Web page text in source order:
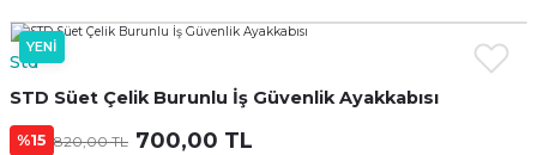
Sunta Vidası
Elektrikli Matkaplar
Mıknatıslar
YENİ
Std
STD Süet Çelik Burunlu İş Güvenlik Ayakkabısı
%15 820,00 TL 700,00 TL